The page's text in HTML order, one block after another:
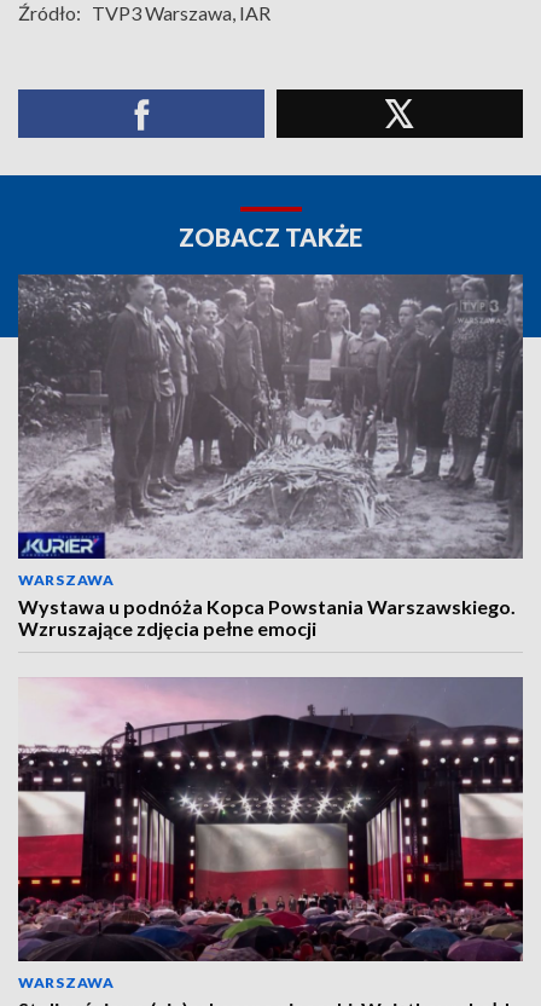
Źródło: TVP3 Warszawa, IAR
ZOBACZ TAKŻE
WARSZAWA
Wystawa u podnóża Kopca Powstania Warszawskiego.
Wzruszające zdjęcia pełne emocji
WARSZAWA